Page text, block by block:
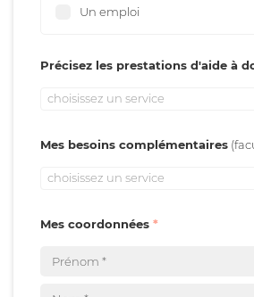
Un emploi
Précisez les prestations d'aide à
choisissez un service
Mes besoins complémentaires
choisissez un service
Mes coordonnées